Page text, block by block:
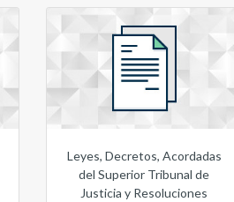
Leyes, Decretos, Acordadas
del Superior Tribunal de
Justicia y Resoluciones